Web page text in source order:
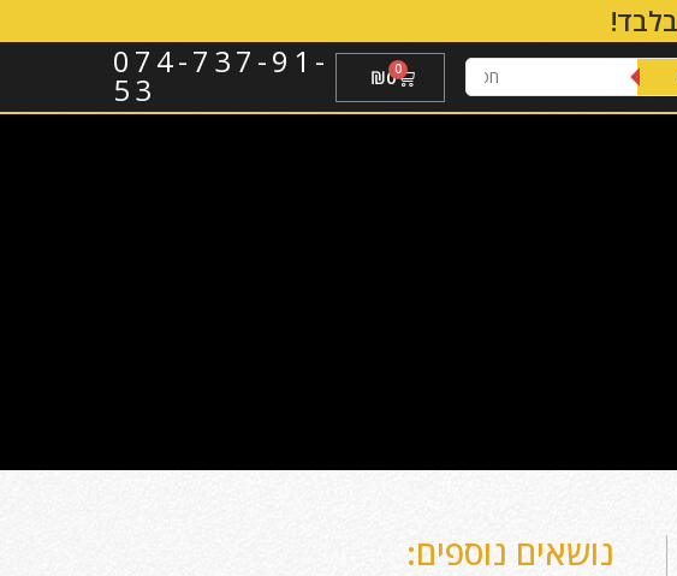
₪0
074-737-91-
53
נושאים נוספים: